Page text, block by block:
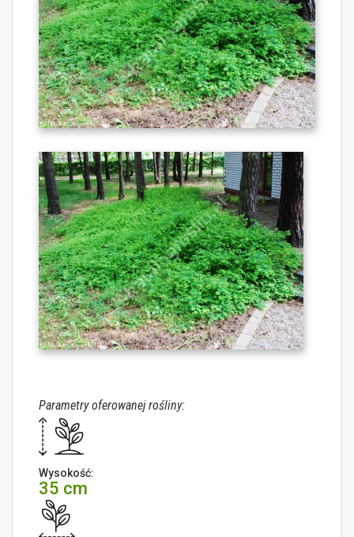
Parametry oferowanej rośliny:
Wysokość:
35 cm